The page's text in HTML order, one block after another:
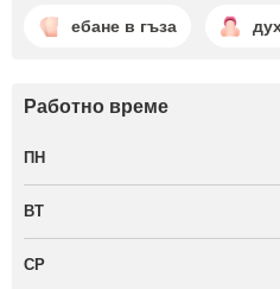
ебане в гъза
Работно време
ПН
ВТ
СР